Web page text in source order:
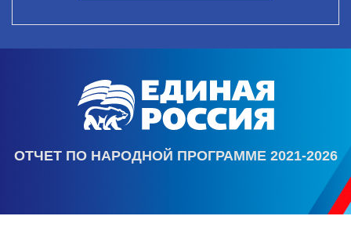
ОТЧЕТ ПО НАРОДНОЙ ПРОГРАММЕ 2021-2026